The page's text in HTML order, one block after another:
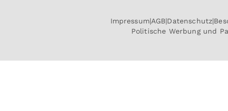
Impressum AGB Datenschutz
Politische Werbung und